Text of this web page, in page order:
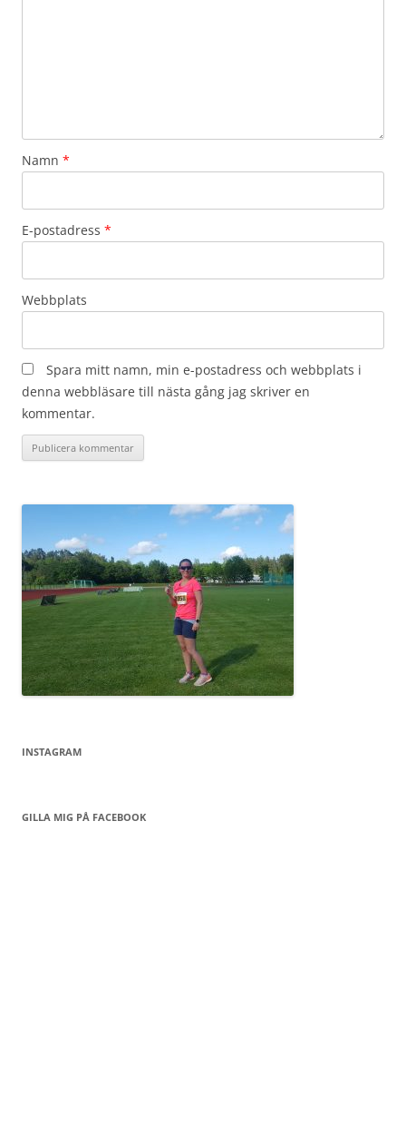
Namn *
E-postadress *
Webbplats
Spara mitt namn, min e-postadress och webbplats i
denna webbläsare till nästa gång jag skriver en
kommentar.
INSTAGRAM
GILLA MIG PÅ FACEBOOK